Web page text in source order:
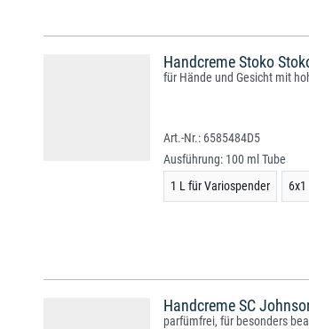
Handcreme Stoko
für Hände und Gesicht mit
6585484D5
Ausführung: 100 ml Tube
1 L für Variospender
6x1
Handcreme SC
parfümfrei, für besonders